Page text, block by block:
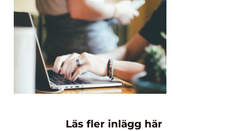
Läs fler inlägg här